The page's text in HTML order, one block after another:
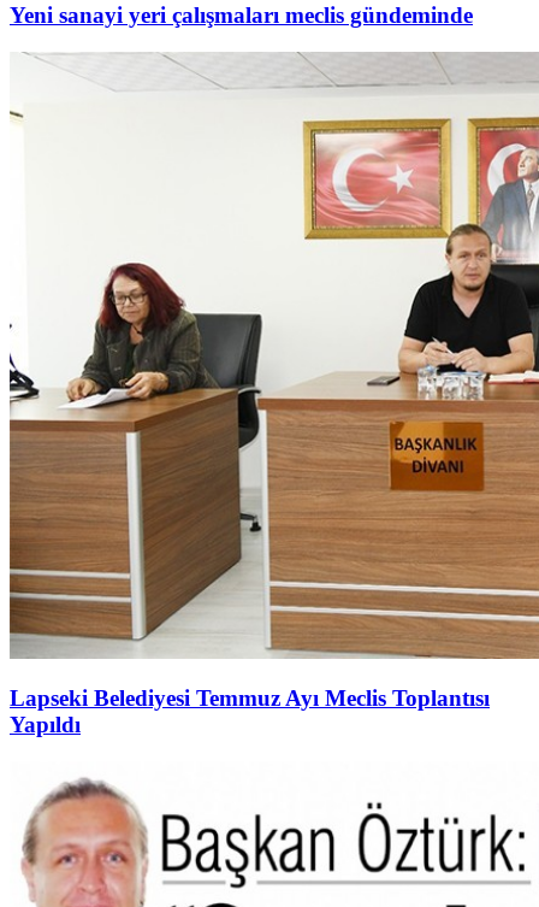
Yeni sanayi yeri çalışmaları meclis gündeminde
Lapseki Belediyesi Temmuz Ayı Meclis Toplantısı
Yapıldı